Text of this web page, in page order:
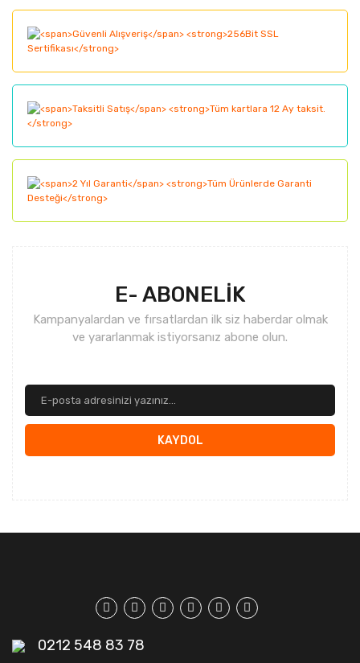
E- ABONELİK
Kampanyalardan ve fırsatlardan ilk siz haberdar olmak
ve yararlanmak istiyorsanız abone olun.
KAYDOL
0212 548 83 78